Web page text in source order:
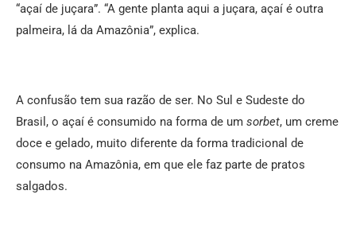
“açaí de juçara”. “A gente planta aqui a juçara, açaí é outra
palmeira, lá da Amazônia”, explica.
A confusão tem sua razão de ser. No Sul e Sudeste do
Brasil, o açaí é consumido na forma de um sorbet, um creme
doce e gelado, muito diferente da forma tradicional de
consumo na Amazônia, em que ele faz parte de pratos
salgados.